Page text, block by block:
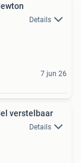
Details
7 jun 26
verstelbaar
Details